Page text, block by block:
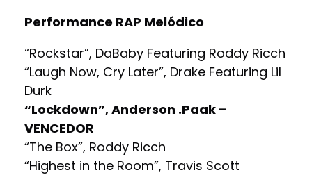
Performance RAP Melódico
“Rockstar”, DaBaby Featuring Roddy Ricch
“Laugh Now, Cry Later”, Drake Featuring Lil
Durk
“Lockdown”, Anderson .Paak –
VENCEDOR
“The Box”, Roddy Ricch
“Highest in the Room”, Travis Scott